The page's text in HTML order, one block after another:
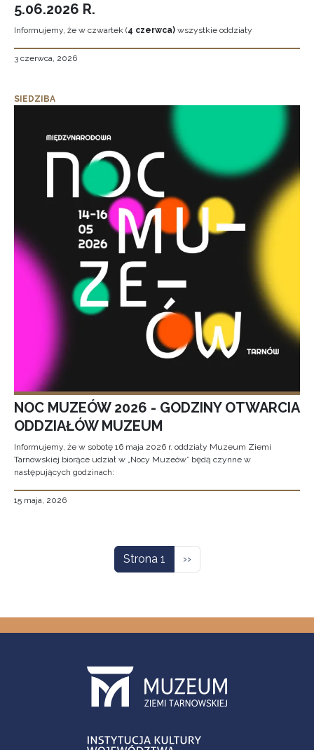
5.06.2026 R.
Informujemy, że w czwartek (4 czerwca) wszystkie oddziały
3 czerwca, 2026
SIEDZIBA
NOC MUZEÓW 2026 - GODZINY OTWARCIA
ODDZIAŁÓW MUZEUM
Informujemy, że w sobotę 16 maja 2026 r. oddziały Muzeum Ziemi
Tarnowskiej biorące udział w „Nocy Muzeów” będą czynne w
następujących godzinach:
15 maja, 2026
Strona 1 Następna strona
››